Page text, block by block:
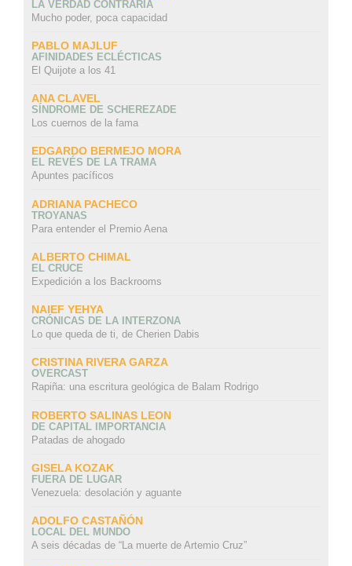
LA VERDAD CONTRARIA
Mucho poder, poca capacidad
PABLO MAJLUF
AFINIDADES ECLÉCTICAS
El Quijote a los 41
ANA CLAVEL
SÍNDROME DE SCHEREZADE
Los cuernos de la fama
EDGARDO BERMEJO MORA
EL REVÉS DE LA TRAMA
Apuntes pacíficos
ADRIANA PACHECO
TROYANAS
Para entender el Premio Aena
ALBERTO CHIMAL
EL CRUCE
Expedición a los Backrooms
NAIEF YEHYA
CRÓNICAS DE LA INTERZONA
Lo que queda de ti, de Cherien Dabis
CRISTINA RIVERA GARZA
OVERCAST
Rapiña: una escritura geológica de Balam Rodrigo
ROBERTO SALINAS LEON
DE CAPITAL IMPORTANCIA
Patadas de ahogado
GISELA KOZAK
FUERA DE LUGAR
Venezuela: desolación y aguante
ADOLFO CASTAÑÓN
LOCAL DEL MUNDO
A seis décadas de “La muerte de Artemio Cruz”